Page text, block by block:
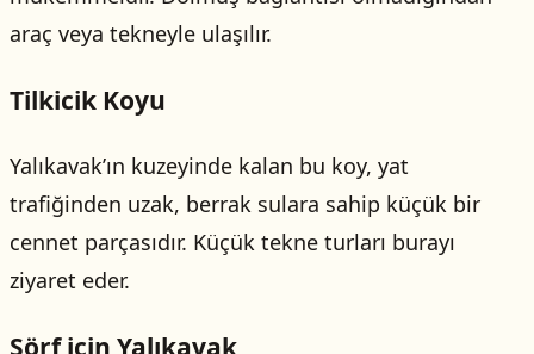
araç veya tekneyle ulaşılır.
Tilkicik Koyu
Yalıkavak’ın kuzeyinde kalan bu koy, yat
trafiğinden uzak, berrak sulara sahip küçük bir
cennet parçasıdır. Küçük tekne turları burayı
ziyaret eder.
Sörf için Yalıkavak